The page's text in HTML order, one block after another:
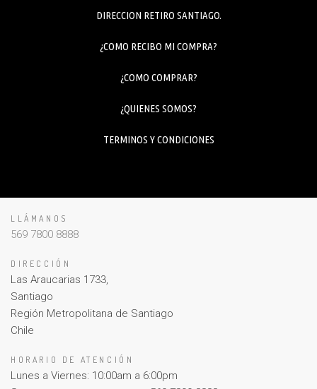
DIRECCION RETIRO SANTIAGO.
¿COMO RECIBO MI COMPRA?
¿COMO COMPRAR?
¿QUIENES SOMOS?
TERMINOS Y CONDICIONES
LLÁMANOS
569 7800 8888
DIRECCIÓN
Las Araucarias 1733,
Santiago
Región Metropolitana de Santiago
Chile
HORARIO DE ATENCIÓN
Lunes a Viernes: 10:00am a 6:00pm